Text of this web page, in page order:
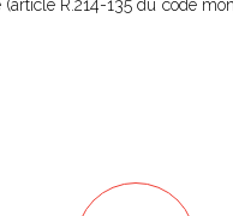
R.214-135 du code